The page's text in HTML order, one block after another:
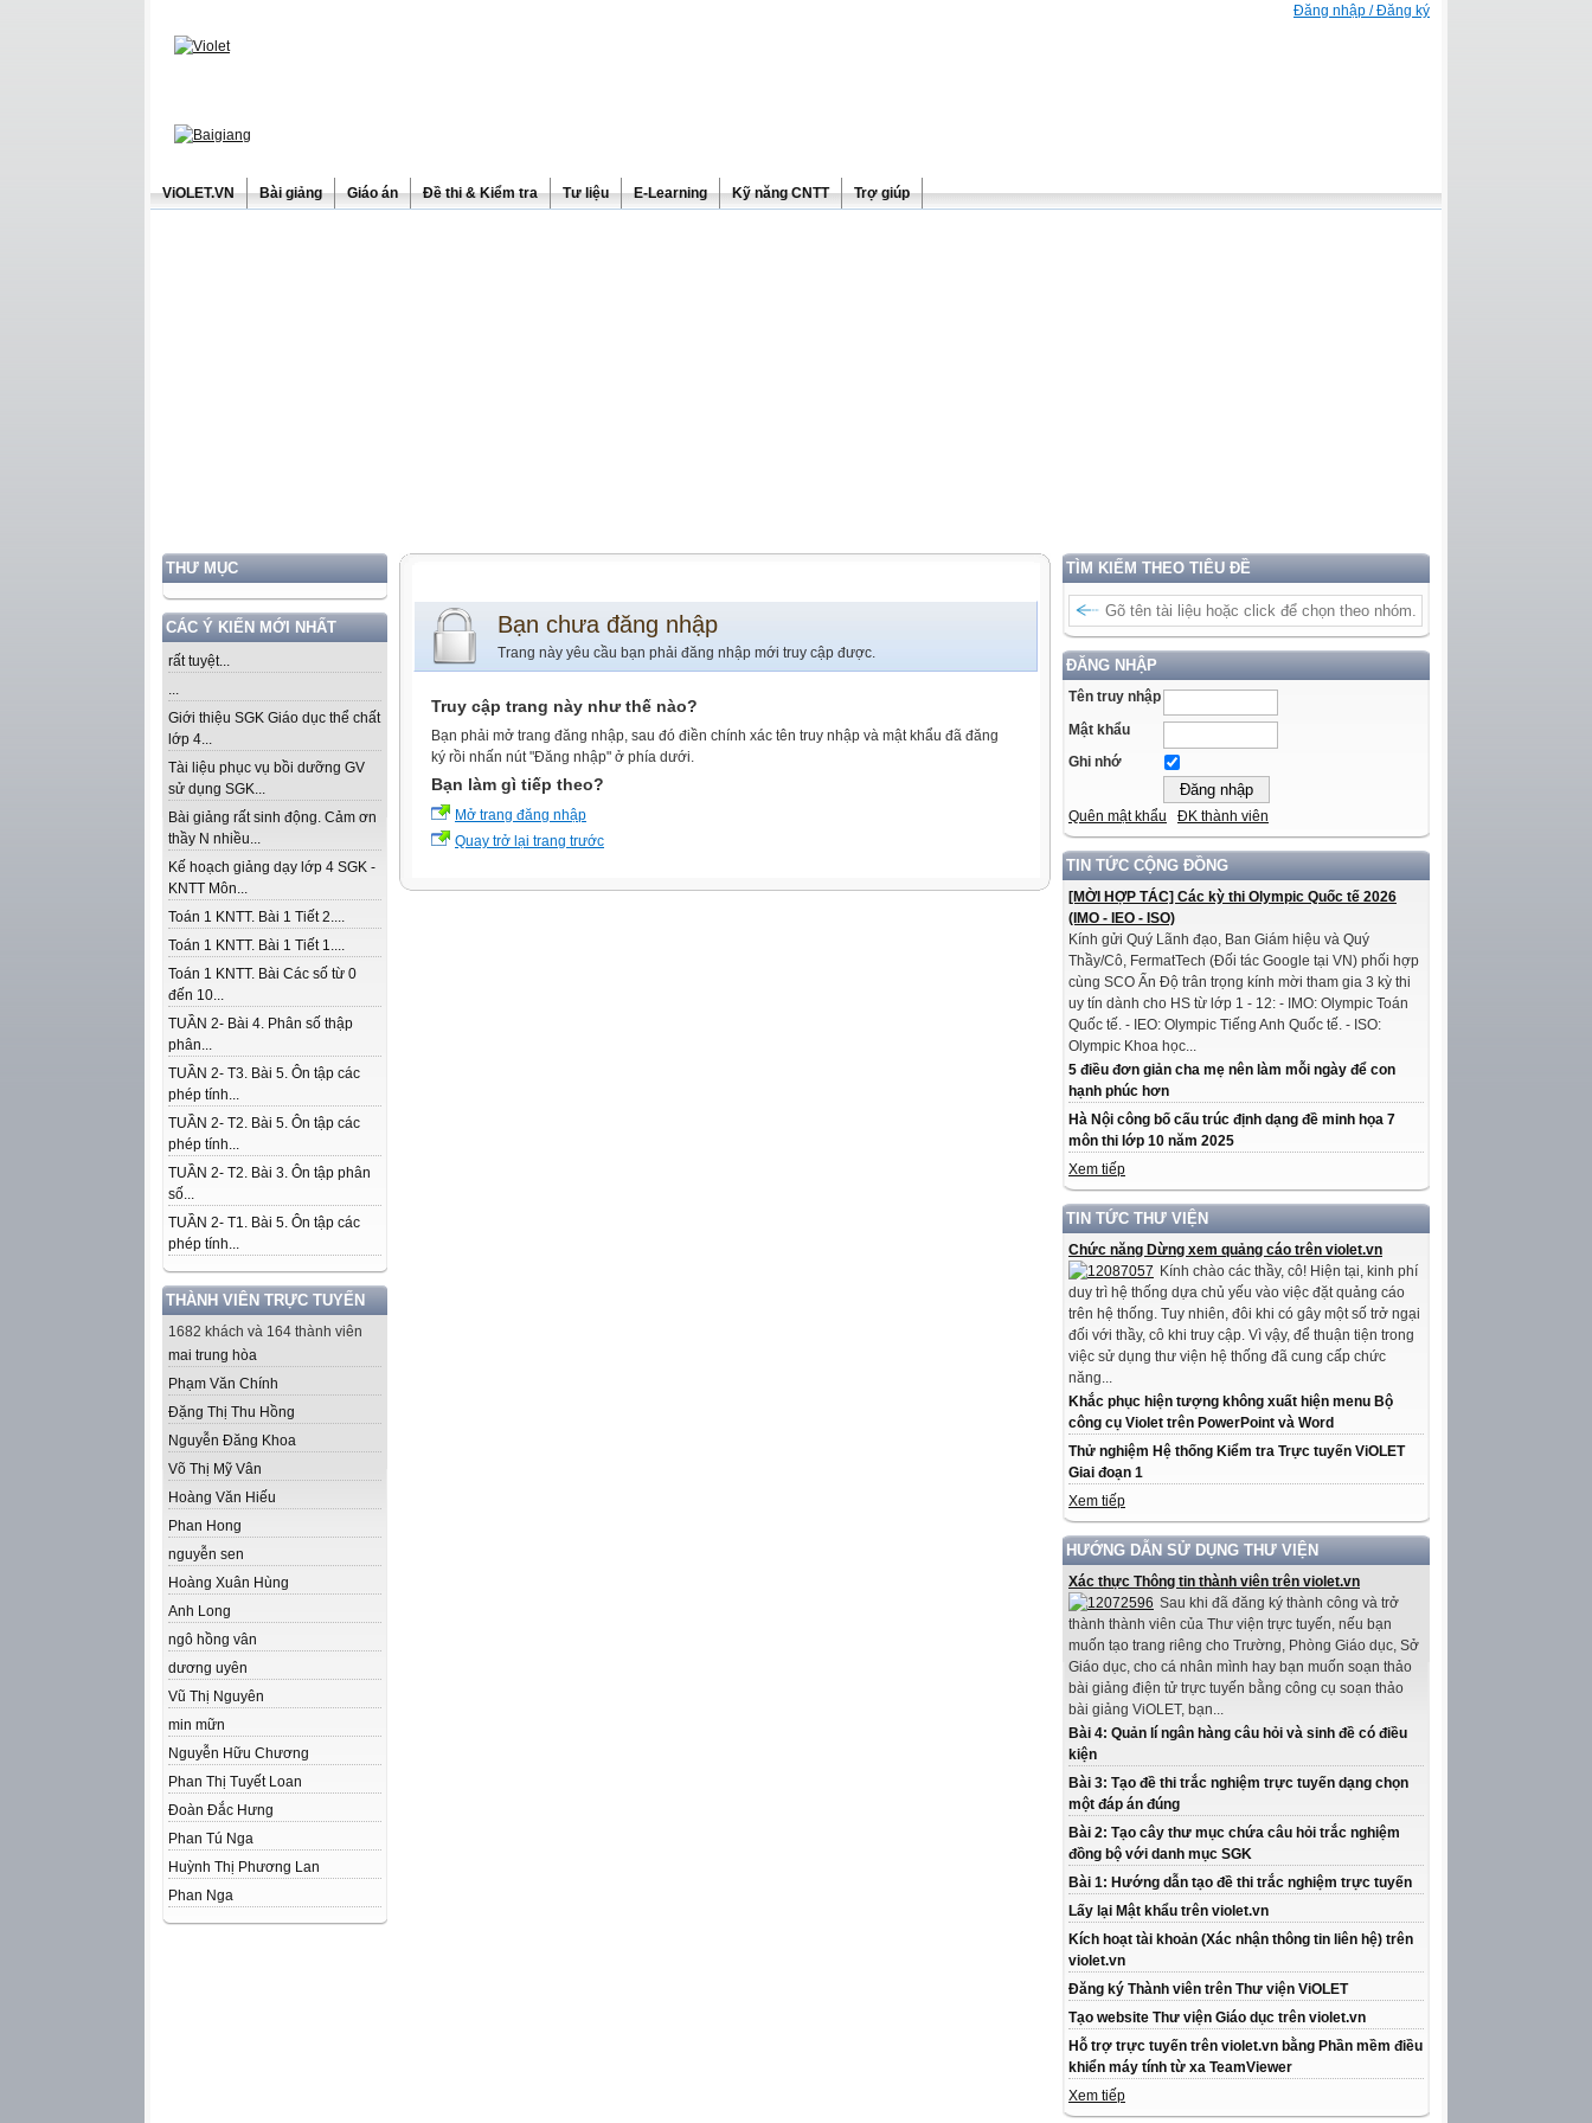
Đăng nhập / Đăng ký
ViOLET.VN Bài giảng Giáo án Đề thi & Kiểm tra Tư liệu E-Learning Kỹ năng CNTT Trợ giúp
THƯ MỤC
CÁC Ý KIẾN MỚI NHẤT
rất tuyệt...
...
Giới thiệu SGK Giáo dục thể chất
lớp 4...
Tài liệu phục vụ bồi dưỡng GV
sử dụng SGK...
Bài giảng rất sinh động. Cảm ơn
thầy N nhiều...
Kế hoạch giảng dạy lớp 4 SGK -
KNTT Môn...
Toán 1 KNTT. Bài 1 Tiết 2....
Toán 1 KNTT. Bài 1 Tiết 1....
Toán 1 KNTT. Bài Các số từ 0
đến 10...
TUẦN 2- Bài 4. Phân số thập
phân...
TUẦN 2- T3. Bài 5. Ôn tập các
phép tính...
TUẦN 2- T2. Bài 5. Ôn tập các
phép tính...
TUẦN 2- T2. Bài 3. Ôn tập phân
số...
TUẦN 2- T1. Bài 5. Ôn tập các
phép tính...
THÀNH VIÊN TRỰC TUYẾN
1682 khách và 164 thành viên
mai trung hòa
Phạm Văn Chính
Đặng Thị Thu Hồng
Nguyễn Đăng Khoa
Võ Thị Mỹ Vân
Hoàng Văn Hiếu
Phan Hong
nguyễn sen
Hoàng Xuân Hùng
Anh Long
ngô hồng vân
dương uyên
Vũ Thị Nguyên
min mữn
Nguyễn Hữu Chương
Phan Thị Tuyết Loan
Đoàn Đắc Hưng
Phan Tú Nga
Huỳnh Thị Phương Lan
Phan Nga
TÌM KIẾM THEO TIÊU ĐỀ
ĐĂNG NHẬP
Tên truy nhập
Mật khẩu
Ghi nhớ
Quên mật khẩu ĐK thành viên
TIN TỨC CỘNG ĐỒNG
[MỜI HỢP TÁC] Các kỳ thi Olympic Quốc tế 2026
(IMO - IEO - ISO)
Kính gửi Quý Lãnh đạo, Ban Giám hiệu và Quý
Thầy/Cô, FermatTech (Đối tác Google tại VN) phối hợp
cùng SCO Ấn Độ trân trọng kính mời tham gia 3 kỳ thi
uy tín dành cho HS từ lớp 1 - 12: - IMO: Olympic Toán
Quốc tế. - IEO: Olympic Tiếng Anh Quốc tế. - ISO:
Olympic Khoa học...
5 điều đơn giản cha mẹ nên làm mỗi ngày để con
hạnh phúc hơn
Hà Nội công bố cấu trúc định dạng đề minh họa 7
môn thi lớp 10 năm 2025
Xem tiếp
TIN TỨC THƯ VIỆN
Chức năng Dừng xem quảng cáo trên violet.vn
Kính chào các thầy, cô! Hiện tại, kinh phí
duy trì hệ thống dựa chủ yếu vào việc đặt quảng cáo
trên hệ thống. Tuy nhiên, đôi khi có gây một số trở ngại
đối với thầy, cô khi truy cập. Vì vậy, để thuận tiện trong
việc sử dụng thư viện hệ thống đã cung cấp chức
năng...
Khắc phục hiện tượng không xuất hiện menu Bộ
công cụ Violet trên PowerPoint và Word
Thử nghiệm Hệ thống Kiểm tra Trực tuyến ViOLET
Giai đoạn 1
Xem tiếp
HƯỚNG DẪN SỬ DỤNG THƯ VIỆN
Xác thực Thông tin thành viên trên violet.vn
Sau khi đã đăng ký thành công và trở
thành thành viên của Thư viện trực tuyến, nếu bạn
muốn tạo trang riêng cho Trường, Phòng Giáo dục, Sở
Giáo dục, cho cá nhân mình hay bạn muốn soạn thảo
bài giảng điện tử trực tuyến bằng công cụ soạn thảo
bài giảng ViOLET, bạn...
Bài 4: Quản lí ngân hàng câu hỏi và sinh đề có điều
kiện
Bài 3: Tạo đề thi trắc nghiệm trực tuyến dạng chọn
một đáp án đúng
Bài 2: Tạo cây thư mục chứa câu hỏi trắc nghiệm
đồng bộ với danh mục SGK
Bài 1: Hướng dẫn tạo đề thi trắc nghiệm trực tuyến
Lấy lại Mật khẩu trên violet.vn
Kích hoạt tài khoản (Xác nhận thông tin liên hệ) trên
violet.vn
Đăng ký Thành viên trên Thư viện ViOLET
Tạo website Thư viện Giáo dục trên violet.vn
Hỗ trợ trực tuyến trên violet.vn bằng Phần mềm điều
khiển máy tính từ xa TeamViewer
Xem tiếp
Bạn chưa đăng nhập
Trang này yêu cầu bạn phải đăng nhập mới truy cập được.
Truy cập trang này như thế nào?
Bạn phải mở trang đăng nhập, sau đó điền chính xác tên truy nhập và mật khẩu đã đăng
ký rồi nhấn nút "Đăng nhập" ở phía dưới.
Bạn làm gì tiếp theo?
Mở trang đăng nhập
Quay trở lại trang trước